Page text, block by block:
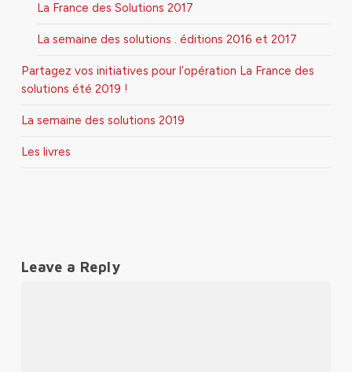
La France des Solutions 2017
La semaine des solutions . éditions 2016 et 2017
Partagez vos initiatives pour l’opération La France des
solutions été 2019 !
La semaine des solutions 2019
Les livres
Leave a Reply